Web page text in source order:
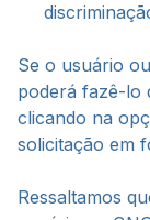
Se o usuário
poderá fazê-lo
clicando na
solicitação em
Ressaltamos